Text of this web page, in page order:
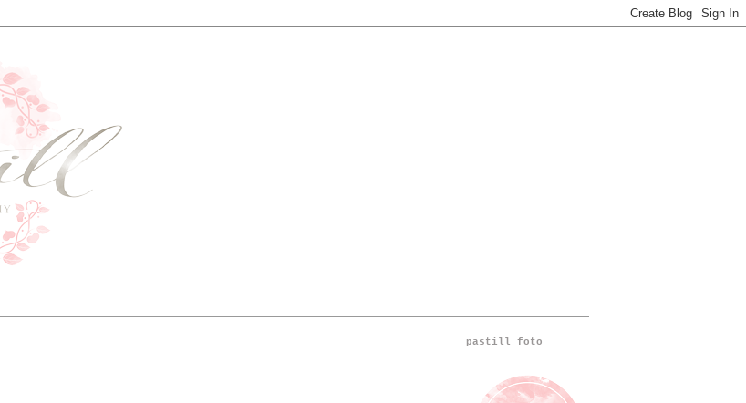
pastill foto